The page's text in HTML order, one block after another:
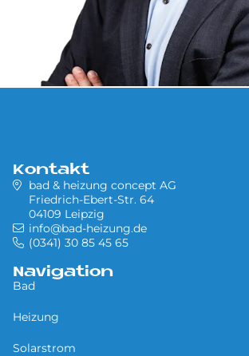
Kontakt
bad & heizung concept AG
Friedrich-Ebert-Str. 64
04109 Leipzig
info@bad-heizung.de
(0341) 30 85 45 65
Navigation
Bad
Heizung
Solarstrom